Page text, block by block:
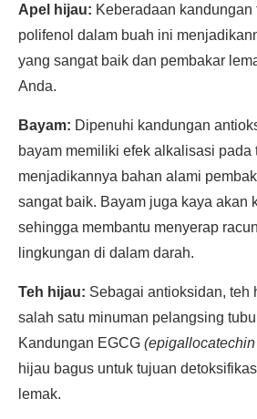
Apel hijau: Keberadaan
polifenol dalam buah ini
yang sangat baik dan pembakar
Anda.
Bayam: Dipenuhi kandungan
bayam memiliki efek alkalisasi pada
menjadikannya bahan alami
sangat baik. Bayam juga kaya akan
sehingga membantu menyerap
lingkungan di dalam darah.
Teh hijau: Sebagai antioksidan, teh
salah satu minuman pelangsing
Kandungan EGCG
hijau bagus untuk tujuan
lemak.